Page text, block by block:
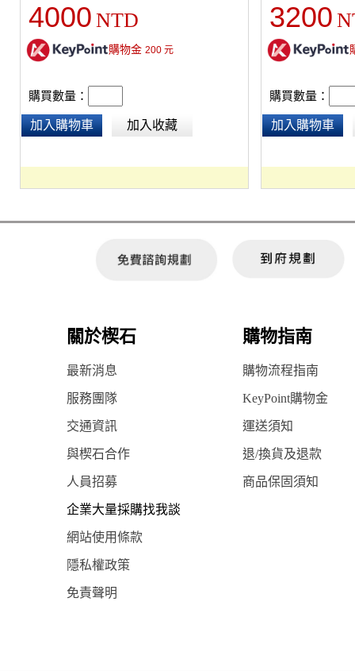
4000 NTD
購物金 200元
購買數量：
加入購物車 加入收藏
3200
購買數量：
加入購物車
關於楔石 購物指南
最新消息 購物流程指南
服務團隊 KeyPoint購物金
交通資訊 運送須知
與楔石合作 退/換貨及退款
人員招募 商品保固須知
企業大量採購找我談
網站使用條款
隱私權政策
免責聲明